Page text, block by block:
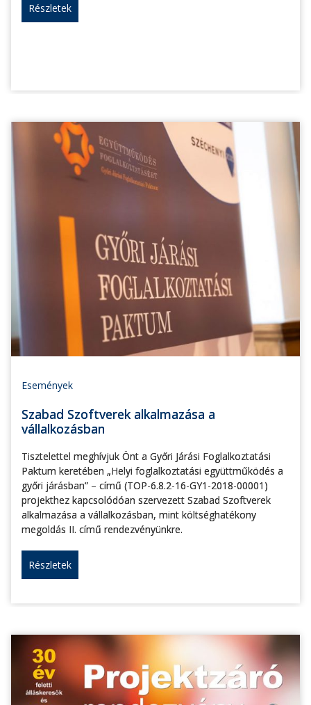
Részletek
Események
Szabad Szoftverek alkalmazása a
vállalkozásban
Tisztelettel meghívjuk Önt a Győri Járási Foglalkoztatási
Paktum keretében „Helyi foglalkoztatási együttműködés a
győri járásban” – című (TOP-6.8.2-16-GY1-2018-00001)
projekthez kapcsolódóan szervezett Szabad Szoftverek
alkalmazása a vállalkozásban, mint költséghatékony
megoldás II. című rendezvényünkre.
Részletek